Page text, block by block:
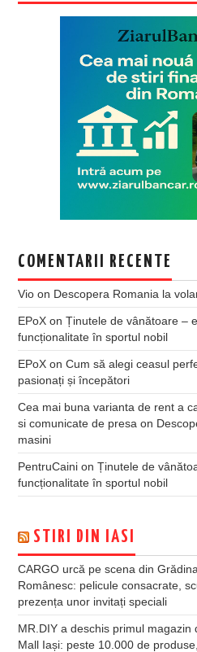
COMENTARII RECENTE
Vio on Descopera Romania la
EPoX onȚinutele de vânătoare –
funcționalitate în sportul nobil
EPoX onCum să alegi ceasul
pasionați și începători
Cea mai buna varianta de rent a
si comunicate de presa on
masini
PentruCaini onȚinutele de
funcționalitate în sportul nobil
STIRI DIN IASI
CARGO urcă pe scena din
Românesc: pelicule consacrate,
prezența unor invitați speciali
MR.DIY a deschis primul
Mall Iași: peste 10.000 de